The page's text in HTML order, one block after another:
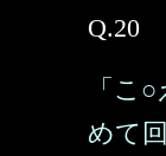
Q.20
「こ
めて